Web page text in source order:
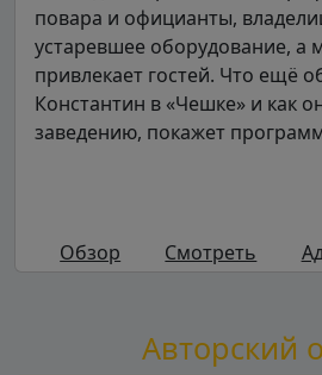
повара и официанты,
устаревшее оборудование, а
привлекает гостей. Что ещё
Константин в «Чешке» и как
заведению, покажет
Обзор Смотреть
Авторский